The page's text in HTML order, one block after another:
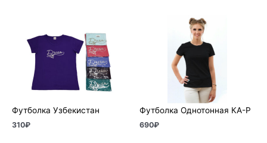
Футболка Узбекистан
310₽
Футболка Однотонная КА-Р
690₽